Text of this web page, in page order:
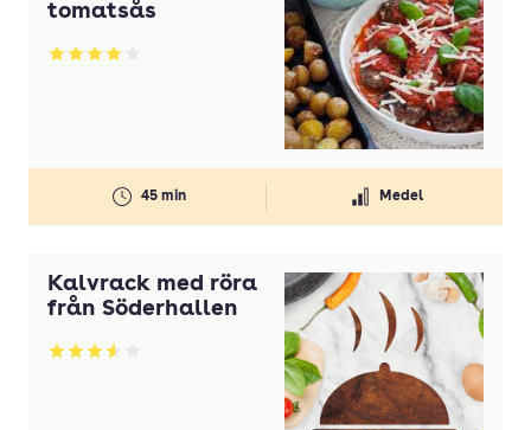
tomatsås
Betyg: 4 av 5
45 min Medel
Kalvrack med röra
från Söderhallen
Betyg: 3.56 av 5